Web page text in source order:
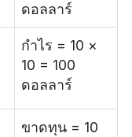
ดอลลาร์
กำไร = 10 ×
10 = 100
ดอลลาร์
ขาดทุน = 10